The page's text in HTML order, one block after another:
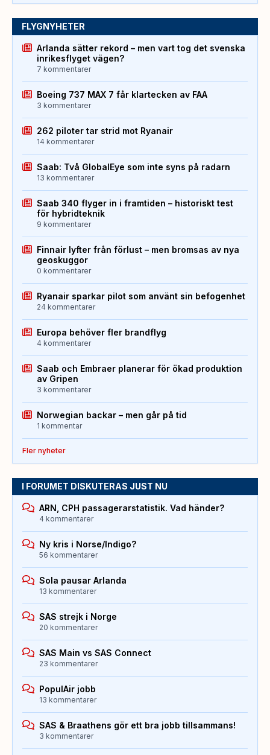
FLYGNYHETER
Arlanda sätter rekord – men vart tog det svenska
inrikesflyget vägen?
7 kommentarer
Boeing 737 MAX 7 får klartecken av FAA
3 kommentarer
262 piloter tar strid mot Ryanair
14 kommentarer
Saab: Två GlobalEye som inte syns på radarn
13 kommentarer
Saab 340 flyger in i framtiden – historiskt test
för hybridteknik
9 kommentarer
Finnair lyfter från förlust – men bromsas av nya
geoskuggor
0 kommentarer
Ryanair sparkar pilot som använt sin befogenhet
24 kommentarer
Europa behöver fler brandflyg
4 kommentarer
Saab och Embraer planerar för ökad produktion
av Gripen
3 kommentarer
Norwegian backar – men går på tid
1 kommentar
Fler nyheter
I FORUMET DISKUTERAS JUST NU
ARN, CPH passagerarstatistik. Vad händer?
4 kommentarer
Ny kris i Norse/Indigo?
56 kommentarer
Sola pausar Arlanda
13 kommentarer
SAS strejk i Norge
20 kommentarer
SAS Main vs SAS Connect
23 kommentarer
PopulAir jobb
13 kommentarer
SAS & Braathens gör ett bra jobb tillsammans!
3 kommentarer